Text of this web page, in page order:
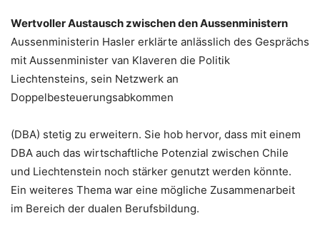
Wertvoller Austausch zwischen den Aussenministern
Aussenministerin Hasler erklärte anlässlich des Gesprächs
mit Aussenminister van Klaveren die Politik
Liechtensteins, sein Netzwerk an
Doppelbesteuerungsabkommen
(DBA) stetig zu erweitern. Sie hob hervor, dass mit einem
DBA auch das wirtschaftliche Potenzial zwischen Chile
und Liechtenstein noch stärker genutzt werden könnte.
Ein weiteres Thema war eine mögliche Zusammenarbeit
im Bereich der dualen Berufsbildung.